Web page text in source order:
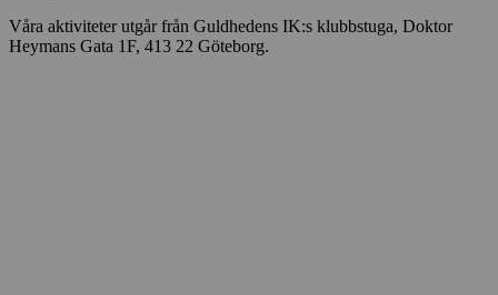
Våra aktiviteter utgår från Guldhedens IK:s klubbstuga, Doktor
Heymans Gata 1F, 413 22 Göteborg.